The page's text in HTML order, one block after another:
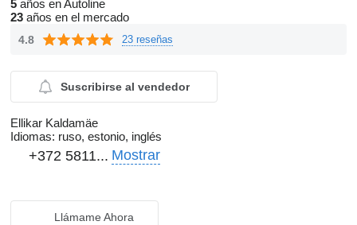
5 años en Autoline
23 años en el mercado
4.8 23 reseñas
Suscribirse al vendedor
Ellikar Kaldamäe
Idiomas: ruso, estonio, inglés
+372 5811... Mostrar
Llámame Ahora